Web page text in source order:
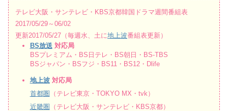
テレビ大阪・サンテレビ・KBS京都韓国ドラマ週間番組表
2017/05/29～06/02
更新2017/05/27（毎週水、土に地上波番組表更新）
BS放送 対応局
BSプレミアム・BS日テレ・BS朝日・BS-TBS
BSジャパン・BSフジ・BS11・BS12・Dlife
地上波対応局
首都圏 （テレビ東京・TOKYO MX・tvk）
近畿圏 （テレビ大阪・サンテレビ・KBS京都）